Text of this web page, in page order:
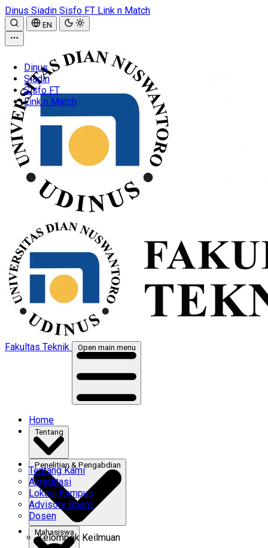
Dinus Siadin Sisfo FT Link n Match
EN
Dinus
Siadin
Sisfo FT
Link n Match
Fakultas Teknik Open main menu
Home
Tentang Kami
Akreditasi
Lokasi Kampus
Advisory Board
Dosen
Kelompok Keilmuan
Mahasiswa